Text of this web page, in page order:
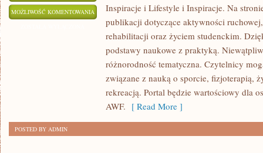
MOŻLIWOŚĆ KOMENTOWANIA REHABILITACJA
FIZJOTERAPIA
Inspiracje i Lifestyle i Inspiracje. Na
publikacji dotyczące aktywności
rehabilitacji oraz życiem studenckim.
podstawy naukowe z praktyką.
różnorodność tematyczna. Czytelnicy
związane z nauką o sporcie, fizjoterapią,
rekreacją. Portal będzie wartościowy dla
AWF. [ Read More ]
POSTED BY ADMIN